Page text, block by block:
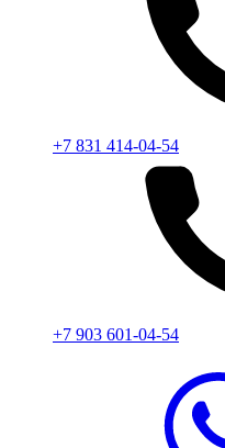
+7 831 414-04-54
+7 903 601-04-54